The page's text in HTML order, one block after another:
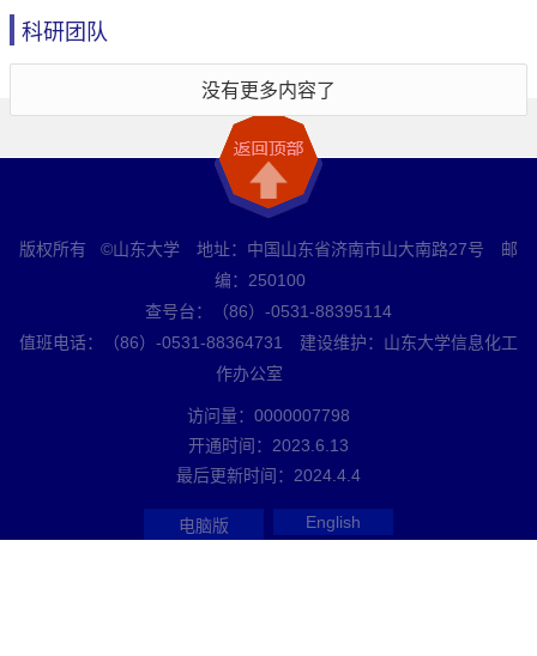
科研团队
没有更多内容了
版权所有 ©山东大学 地址：中国山东省济南市山大南路27号 邮
编：250100
查号台：（86）-0531-88395114
值班电话：（86）-0531-88364731 建设维护：山东大学信息化工
作办公室
访问量： 0000007798
开通时间： 2023 6 13
最后更新时间： 2024 4 4
电脑版 English